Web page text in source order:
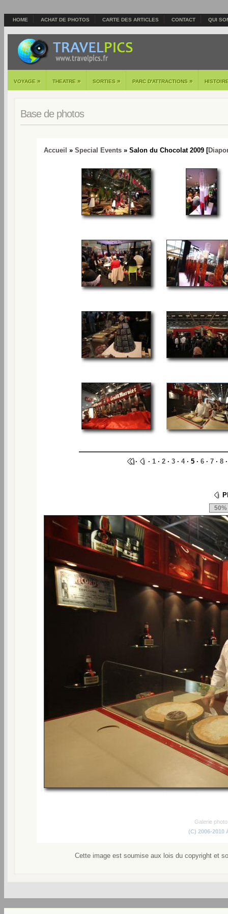
HOME ACHAT DE PHOTOS CARTE DES ARTICLES CONTACT QUI
VOYAGE » THEATRE » SORTIES » PARC D'ATTRACTIONS »
Base de photos
Accueil » Special Events » Salon du Chocolat 2009 [
· · 1 · 2 · 3 · 4· 5 · 6 · 7 · 8
Galerie
(C) 2006-2010
Cette image est soumise aux lois du copyright et